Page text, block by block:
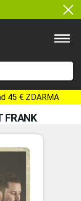
45 € ZDARMA
FRANK